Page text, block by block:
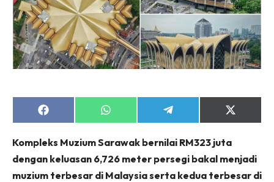
Share
on
Share
on
Share
on
Share
on
(Twitter)
Kompleks Muzium Sarawak bernilai RM323 juta
dengan keluasan 6,726 meter persegi bakal menjadi
muzium terbesar di Malaysia serta kedua terbesar di